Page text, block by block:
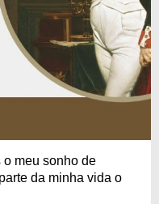
o meu sonho de
da minha vida o